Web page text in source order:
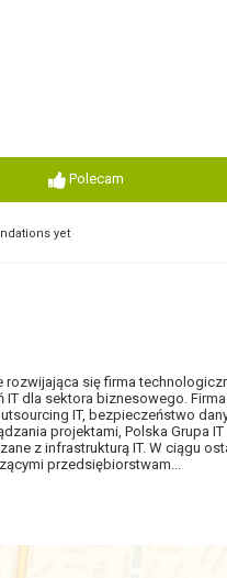
Polecam
yet
rozwijająca się firma
dla sektora biznesowego.
IT, bezpieczeństwo
projektami, Polska Grupa
z infrastrukturą IT. W ciągu
przedsiębiorstwam...